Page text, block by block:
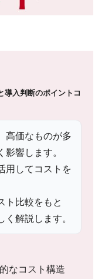
導入判断のポイント コ
高価なものが多
響します。
用してコストを
ト比較をもと
解説します。
なコスト構造